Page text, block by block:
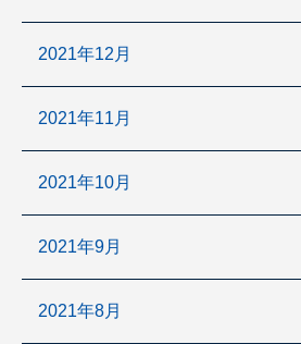
2021年12月
2021年11月
2021年10月
2021年9月
2021年8月